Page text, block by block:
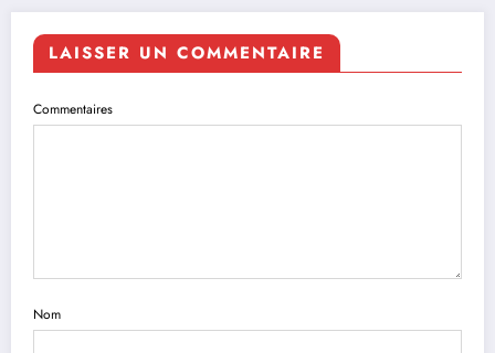
LAISSER UN COMMENTAIRE
Commentaires
Nom